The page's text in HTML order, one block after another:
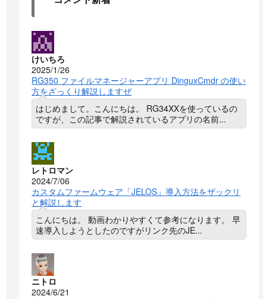
けいちろ
2025/1/26
RG350 ファイルマネージャーアプリ DinguxCmdr の使い
方をざっくり解説しますぜ
はじめまして。こんにちは。 RG34XXを使っているの
ですが、この記事で解説されているアプリの名前...
レトロマン
2024/7/06
カスタムファームウェア「JELOS」導入方法をザックリ
と解説します
こんにちは。 動画わかりやすくて参考になります。 早
速導入しようとしたのですがリンク先のJE...
ニトロ
2024/6/21